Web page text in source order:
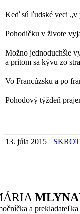
Keď sú ľudské veci „v
Pohodičku v živote
Možno jednoduchšie
a pritom sa kývu zo
Vo Francúzsku a po
Pohodový týždeň
13. júla 2015 |
a prekladateľka